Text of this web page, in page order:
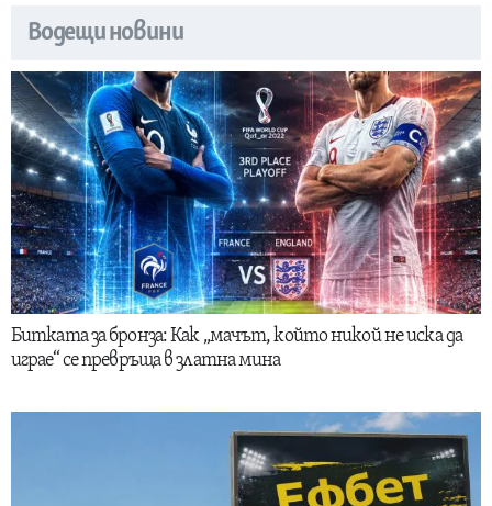
Водещи новини
Битката за бронза: Как „мачът, който никой не иска да
играе“ се превръща в златна мина